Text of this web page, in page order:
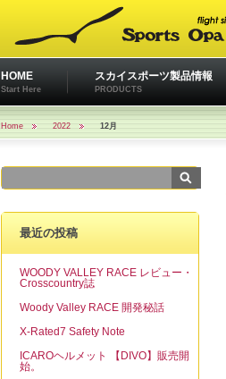
HOME
Start Here
スカイスポーツ製品情報
PRODUCTS
Home 2022 12月
最近の投稿
WOODY VALLEY RACE レビュー・
Crosscountry誌
Woody Valley RACE 開発秘話
X-Rated7 Safety Note
ICAROヘルメット 【DIVO】販売開
始。